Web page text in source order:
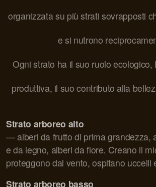
organizzata su più strati sovrapposti
e si nutrono
Ogni strato ha il suo ruolo ecologico,
produttiva, il suo contributo alla
Strato arboreo alto
— alberi da frutto di prima grandezza,
e da legno, alberi da fiore. Creano il
proteggono dal vento, ospitano uccelli
Strato arboreo basso